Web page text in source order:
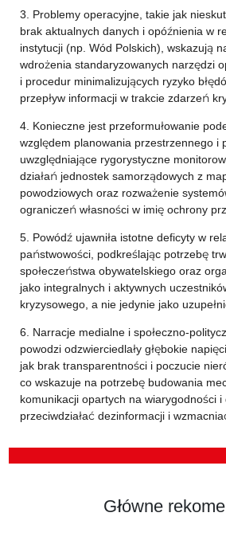
3. Problemy operacyjne, takie jak
brak aktualnych danych i opóźnienia w
instytucji (np. Wód Polskich), wskazują
wdrożenia standaryzowanych narzędzi
i procedur minimalizujących ryzyko
przepływ informacji w trakcie zdarzeń
4. Konieczne jest przeformułowanie
względem planowania przestrzennego i
uwzględniające rygorystyczne
działań jednostek samorządowych z
powodziowych oraz rozważenie
ograniczeń własności w imię ochrony
5. Powódź ujawniła istotne deficyty w
państwowości, podkreślając potrzebę
społeczeństwa obywatelskiego oraz
jako integralnych i aktywnych
kryzysowego, a nie jedynie jako
6. Narracje medialne i społeczno-
powodzi odzwierciedlały głębokie
jak brak transparentności i poczucie
co wskazuje na potrzebę budowania
komunikacji opartych na wiarygodności i
przeciwdziałać dezinformacji i
Główne